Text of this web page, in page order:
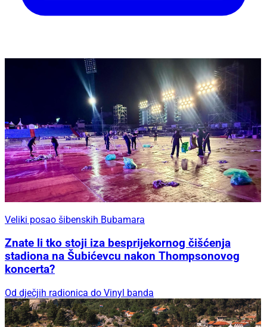
Veliki posao šibenskih Bubamara
Znate li tko stoji iza besprijekornog čišćenja
stadiona na Šubićevcu nakon Thompsonovog
koncerta?
Od dječjih radionica do Vinyl banda